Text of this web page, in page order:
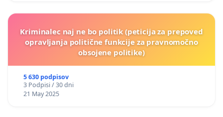
Kriminalec naj ne bo politik (peticija za prepoved
opravljanja politične funkcije za pravnomočno
obsojene politike)
5 630 podpisov
3 Podpisi / 30 dni
21 May 2025